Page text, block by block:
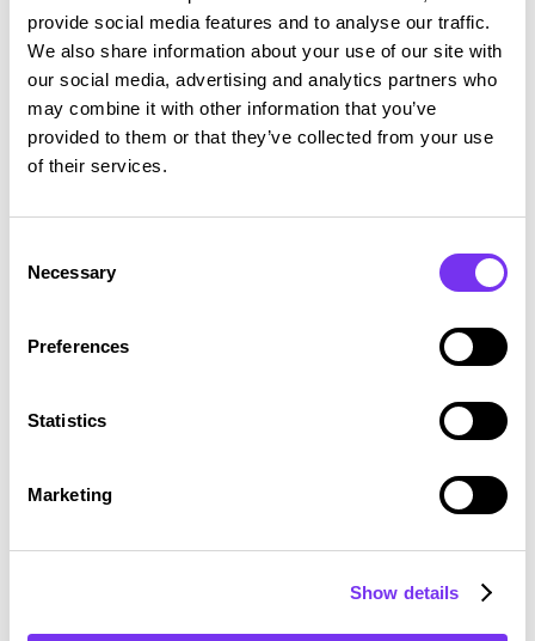
provide social media features and to analyse our traffic.
We also share information about your use of our site with
our social media, advertising and analytics partners who
may combine it with other information that you’ve
provided to them or that they’ve collected from your use
of their services.
Selection
Necessary
Preferences
Statistics
Marketing
Show details
tunnusluku.
Kuten muissakin tunnusluvuissa, täytyy sijoitetun
pääoman tuottoa arvioitaessa huomioida aina se,
että yrityksen tilinpäätöksen tiedot ovat
käytännössä aina historiaa. Lisäksi sijoitetun
ole ehtineet tuottaa vielä tuloja tilikauden aikana.
Tunnusluku voi olla hyvä myös silloin, vaikka yritys
tekisi tappiota. Tämä voi olla seurausta suurista
Lopuksi
Taseen kehittymistä on syytä tarkastella riittävän
kunnossa pitkin tilikautta. Näin yrittäjä ja muut
sidosryhmät saavat tarvittaessa ajankohtaista